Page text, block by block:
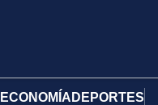
ECONOMÍA DEPORTES